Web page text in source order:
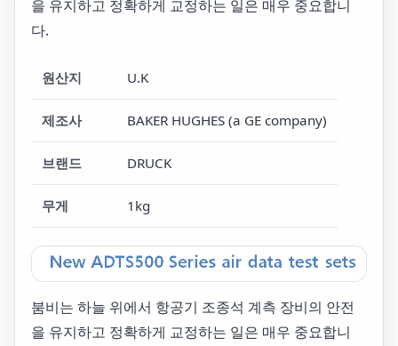
을 유지하고 정확하게 교정하는 일은 매우 중요합니
다.
원산지 U.K
제조사 BAKER HUGHES (a GE company)
브랜드 DRUCK
무게 1kg
붐비는 하늘 위에서 항공기 조종석 계측 장비의 안전
을 유지하고 정확하게 교정하는 일은 매우 중요합니